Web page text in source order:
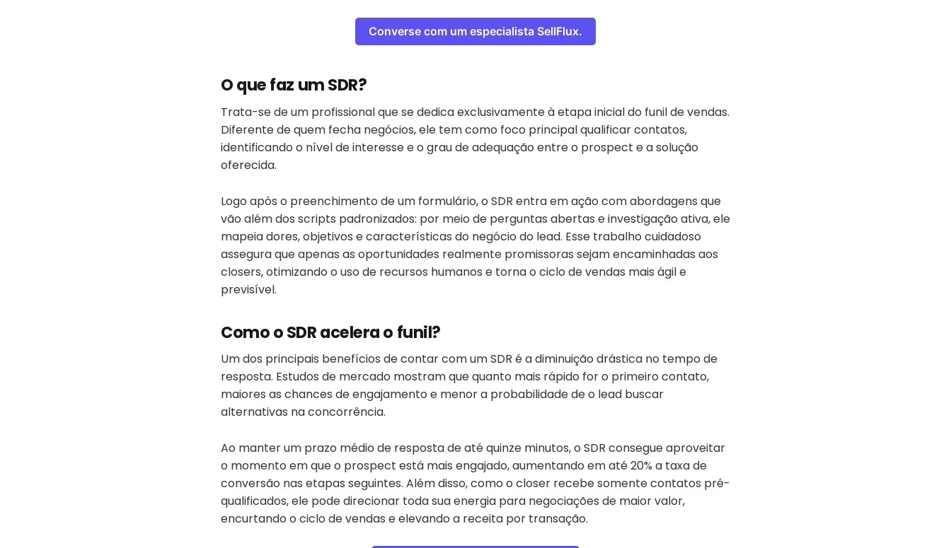
Converse com um especialista SellFlux.
O que faz um SDR?
Trata-se de um profissional que se dedica exclusivamente à etapa inicial do funil de vendas.
Diferente de quem fecha negócios, ele tem como foco principal qualificar contatos,
identificando o nível de interesse e o grau de adequação entre o prospect e a solução
oferecida.
Logo após o preenchimento de um formulário, o SDR entra em ação com abordagens que
vão além dos scripts padronizados: por meio de perguntas abertas e investigação ativa, ele
mapeia dores, objetivos e características do negócio do lead. Esse trabalho cuidadoso
assegura que apenas as oportunidades realmente promissoras sejam encaminhadas aos
closers, otimizando o uso de recursos humanos e torna o ciclo de vendas mais ágil e
previsível.
Como o SDR acelera o funil?
Um dos principais benefícios de contar com um SDR é a diminuição drástica no tempo de
resposta. Estudos de mercado mostram que quanto mais rápido for o primeiro contato,
maiores as chances de engajamento e menor a probabilidade de o lead buscar
alternativas na concorrência.
Ao manter um prazo médio de resposta de até quinze minutos, o SDR consegue aproveitar
o momento em que o prospect está mais engajado, aumentando em até 20% a taxa de
conversão nas etapas seguintes. Além disso, como o closer recebe somente contatos pré-
qualificados, ele pode direcionar toda sua energia para negociações de maior valor,
encurtando o ciclo de vendas e elevando a receita por transação.